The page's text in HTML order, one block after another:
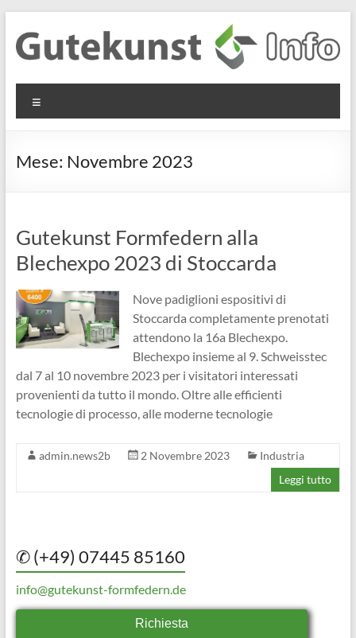
contenuto
Gutekunst
Formfedern
GmbH
Informationen
Flachmaterial
Mese: Novembre 2023
Gutekunst Formfedern alla
Blechexpo 2023 di Stoccarda
Nove padiglioni espositivi di
Stoccarda completamente prenotati
attendono la 16a Blechexpo.
Blechexpo insieme al 9. Schweisstec
dal 7 al 10 novembre 2023 per i visitatori interessati
provenienti da tutto il mondo. Oltre alle efficienti
tecnologie di processo, alle moderne tecnologie
admin.news2b 2 Novembre 2023
Industria
Leggi tutto
✆ (+49) 07445 85160
info@gutekunst-formfedern.de
Richiesta